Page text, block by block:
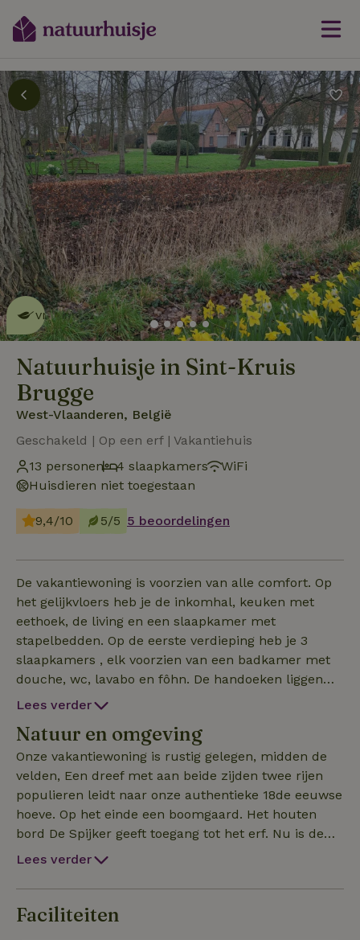
Dit natuurhuisje is eco-
vriendelijklees meer
Natuurhuisje in Sint-Kruis
Brugge
West-Vlaanderen, België
Geschakeld | Op een erf | Vakantiehuis
13 personen
4 slaapkamers
WiFi
Huisdieren niet toegestaan
9,4/10 5/5 5 beoordelingen
De vakantiewoning is voorzien van alle comfort. Op
het gelijkvloers heb je de inkomhal, keuken met
eethoek, de living en een slaapkamer met
stapelbedden. Op de eerste verdieping heb je 3
slaapkamers , elk voorzien van een badkamer met
douche, wc, lavabo en fôhn. De handoeken liggen
klaar en de bedden zijn opgemaakt zodat je meteen
private terras is voorzien van tafel en stoelen voor 13
personen, parasol en BBQ. In de tuin staan ook nog 4
ligzetels ter beschikking waar je gezellig kan
ontspannen. Ideaal om samen met familie of
vrienden een onvergetelijke vakantie te beleven.
Lees verder
Natuur en omgeving
Onze vakantiewoning is rustig gelegen, midden de
velden, Een dreef met aan beide zijden twee rijen
populieren leidt naar onze authentieke 18de eeuwse
hoeve. Op het einde een boomgaard. Het houten
bord De Spijker geeft toegang tot het erf. Nu is de
gerenoveerde hoeve nog steeds een actief
een oord waar iedereen kan proeven van de pure
rust en de landelijke sfeer. Midden in een oase van
Lees verder
Faciliteiten